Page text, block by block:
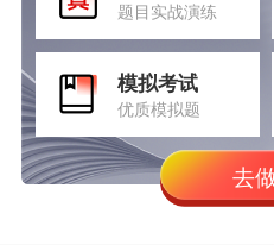
题目实战演练
模拟考试
优质模拟题
去